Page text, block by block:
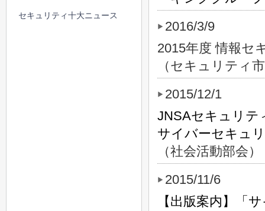
2016/3/9
2015年度 情報セ
（セキュリティ
2015/12/1
JNSAセキュリテ
サイバーセキュ
（社会活動部会）
2015/11/6
【出版案内】「
セキュリティ十大ニュース